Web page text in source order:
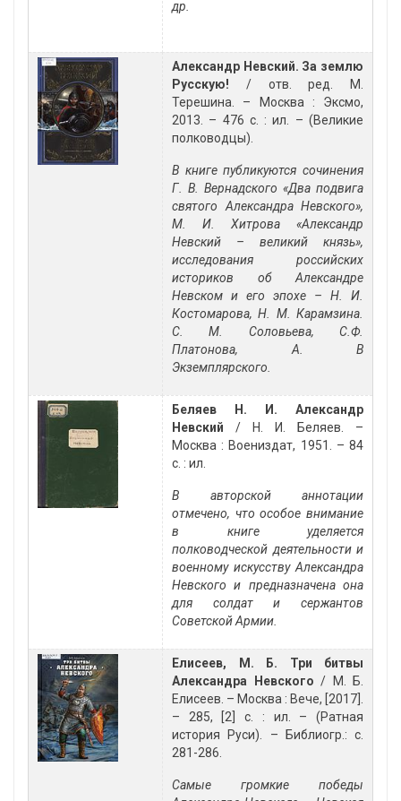
др.
Александр Невский. За землю
Русскую! / отв. ред. М.
Терешина. – Москва : Эксмо,
2013. – 476 с. : ил. – (Великие
полководцы).
В книге публикуются сочинения
Г. В. Вернадского «Два подвига
святого Александра Невского»,
М. И. Хитрова «Александр
Невский – великий князь»,
исследования российских
историков об Александре
Невском и его эпохе – Н. И.
Костомарова, Н. М. Карамзина.
С. М. Соловьева, С.Ф.
Платонова, А. В
Экземплярского.
Беляев Н. И. Александр
Невский / Н. И. Беляев. –
Москва : Воениздат, 1951. – 84
с. : ил.
В авторской аннотации
отмечено, что особое внимание
в книге уделяется
полководческой деятельности и
военному искусству Александра
Невского и предназначена она
для солдат и сержантов
Советской Армии.
Елисеев, М. Б. Три битвы
Александра Невского / М. Б.
Елисеев. – Москва : Вече, [2017].
– 285, [2] с. : ил. – (Ратная
история Руси). – Библиогр.: с.
281-286.
Самые громкие победы